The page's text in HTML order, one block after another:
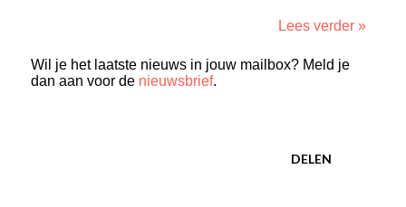
Lees verder »
Wil je het laatste nieuws in jouw mailbox? Meld je
dan aan voor de nieuwsbrief.
DELEN